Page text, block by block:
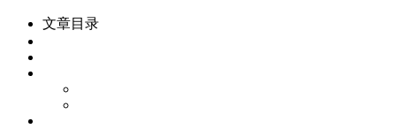
文章目录